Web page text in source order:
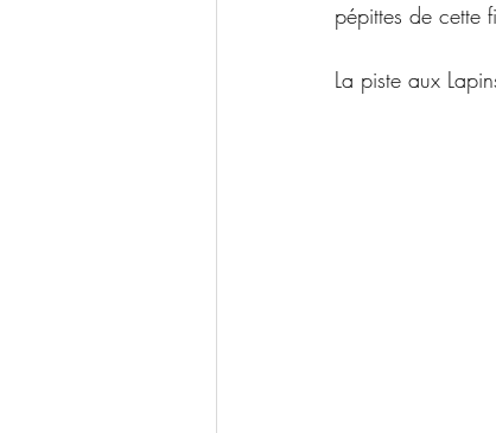
pépittes de cette
La piste aux